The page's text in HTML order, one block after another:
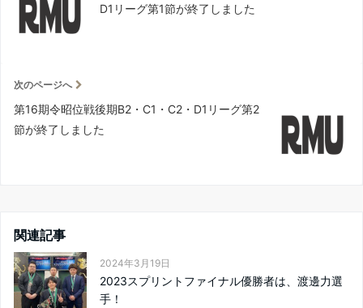
D1リーグ第1節が終了しました
次のページへ
第16期令昭位戦後期B2・C1・C2・D1リーグ第2
節が終了しました
関連記事
2024年3月19日
2023スプリントファイナル優勝者は、渡邊力選
手！